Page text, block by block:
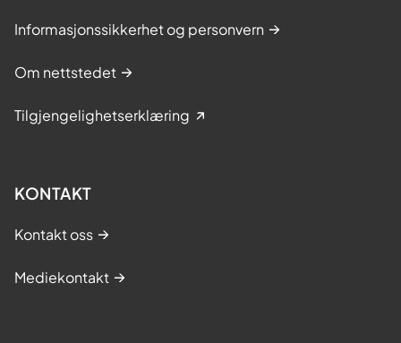
Informasjonssikkerhet og personvern
Om nettstedet
Tilgjengelighetserklæring
KONTAKT
Kontakt oss
Mediekontakt